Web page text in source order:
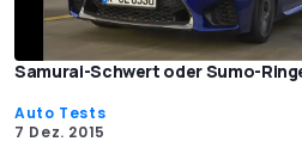
Samurai-Schwert oder Sumo-
Auto Tests
7 Dez. 2015